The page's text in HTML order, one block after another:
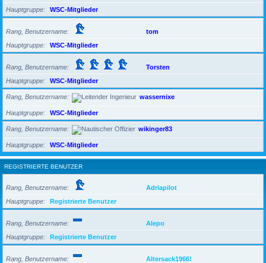
Hauptgruppe
WSC-Mitglieder
Rang, Benutzername
tom
Hauptgruppe
WSC-Mitglieder
Rang, Benutzername
Torsten
Hauptgruppe
WSC-Mitglieder
Rang, Benutzername wassernixe
Hauptgruppe WSC-Mitglieder
Rang, Benutzername wikinger83
Hauptgruppe WSC-Mitglieder
REGISTRIERTE BENUTZER
Rang, Benutzername
Adriapilot
Hauptgruppe
Registrierte Benutzer
Rang, Benutzername
Alepo
Hauptgruppe
Registrierte Benutzer
Rang, Benutzername
Altersack1966!